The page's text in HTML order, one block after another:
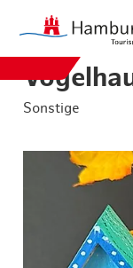
Sonstige